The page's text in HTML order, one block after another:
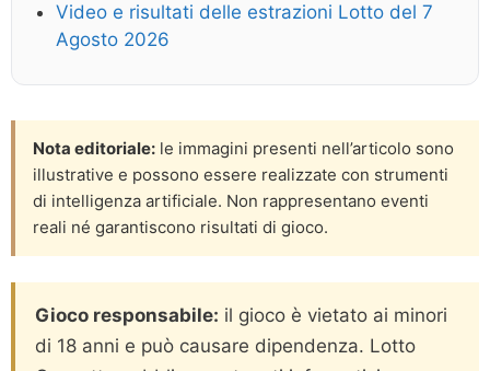
Video e risultati delle estrazioni Lotto del 7
Agosto 2026
Nota editoriale: le immagini presenti nell’articolo sono
illustrative e possono essere realizzate con strumenti
di intelligenza artificiale. Non rappresentano eventi
reali né garantiscono risultati di gioco.
Gioco responsabile: il gioco è vietato ai minori
di 18 anni e può causare dipendenza. Lotto